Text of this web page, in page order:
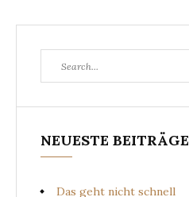
for:
NEUESTE BEITRÄGE
Das geht nicht schnell